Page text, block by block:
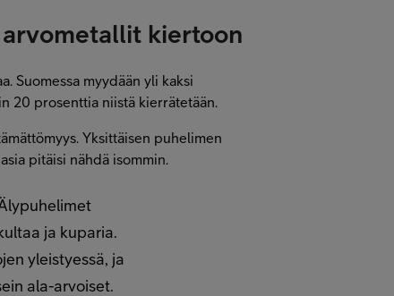
kiertoon
Suomessa myydään yli kaksi
20 prosenttia niistä kierrätetään.
Yksittäisen puhelimen
pitäisi nähdä isommin.
ja kuparia.
yleistyessä, ja
ala-arvoiset.